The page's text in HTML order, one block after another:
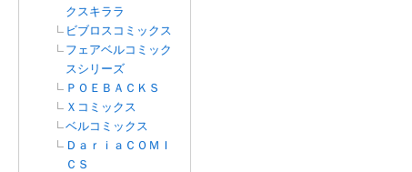
クスキララ
ビブロスコミックス
フェアベルコミック
スシリーズ
ＰＯＥＢＡＣＫＳ
Ｘコミックス
ベルコミックス
ＤａｒｉａＣＯＭＩ
ＣＳ